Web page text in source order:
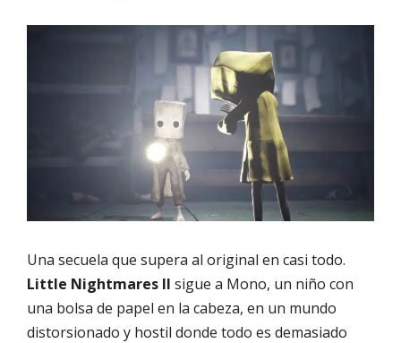
Una secuela que supera al original en casi todo.
Little Nightmares II sigue a Mono, un niño con
una bolsa de papel en la cabeza, en un mundo
distorsionado y hostil donde todo es demasiado